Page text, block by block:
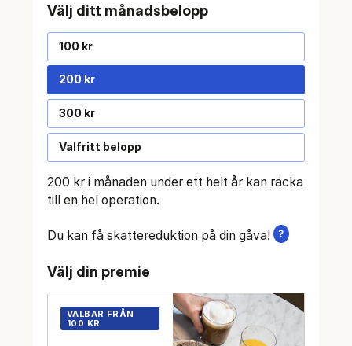
Välj ditt månadsbelopp
100 kr
200 kr
300 kr
Valfritt belopp
200 kr i månaden under ett helt år kan räcka
till en hel operation.
Du kan få skattereduktion på din gåva!
Välj din premie
VALBAR FRÅN
100 KR